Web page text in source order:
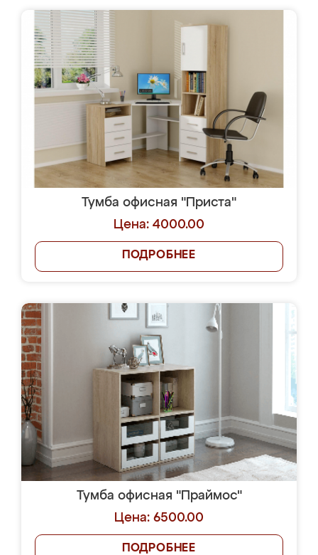
Тумба офисная "Приста"
Цена: 4000.00
ПОДРОБНЕЕ
Тумба офисная "Праймос"
Цена: 6500.00
ПОДРОБНЕЕ